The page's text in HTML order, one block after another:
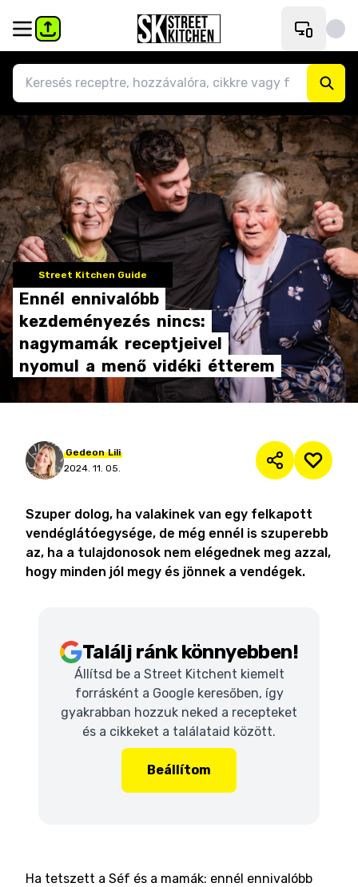
Street Kitchen Guide
Ennél ennivalóbb
kezdeményezés nincs:
nagymamák receptjeivel
nyomul a menő vidéki étterem
Gedeon Lili
2024. 11. 05.
Szuper dolog, ha valakinek van egy felkapott
vendéglátóegysége, de még ennél is szuperebb
az, ha a tulajdonosok nem elégednek meg azzal,
hogy minden jól megy és jönnek a vendégek.
Találj ránk könnyebben!
Állítsd be a Street Kitchent kiemelt
forrásként a Google keresőben, így
gyakrabban hozzuk neked a recepteket
és a cikkeket a találataid között.
Beállítom
Ha tetszett a Séf és a mamák: ennél ennivalóbb